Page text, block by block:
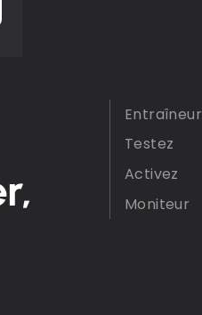
Entraîneur
Testez
Activez
Moniteur